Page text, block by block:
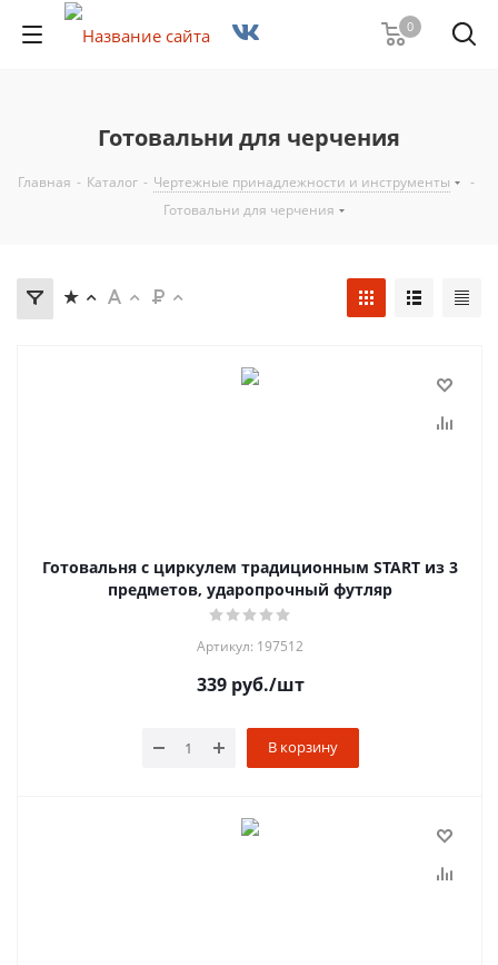
0
Готовальни для черчения
Главная - Каталог - Чертежные принадлежности и инструменты
-
Готовальни для черчения
Готовальня с циркулем традиционным START из 3
предметов, ударопрочный футляр
Артикул: 197512
339руб./шт
В корзину